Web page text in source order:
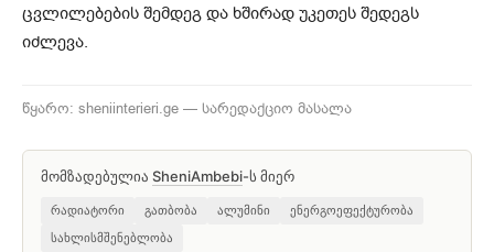
ცვლილებების შემდეგ და ხშირად უკეთეს შედეგს
იძლევა.
წყარო: sheniinterieri.ge — სარედაქციო მასალა
მომზადებულია SheniAmbebi-ს მიერ
რადიატორი გათბობა ალუმინი
ენერგოეფექტურობა
სახლისმშენებლობა